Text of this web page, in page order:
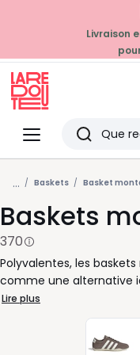
Livraison
Menu
Redoute
Derniers
articles
vus
... Baskets Basket
Baskets
370
Polyvalentes, les
comme une alternative
quotidien. Pratiques à
maintien, tout en vous
coupe montante assure
quand vos journées ne
Lire plus